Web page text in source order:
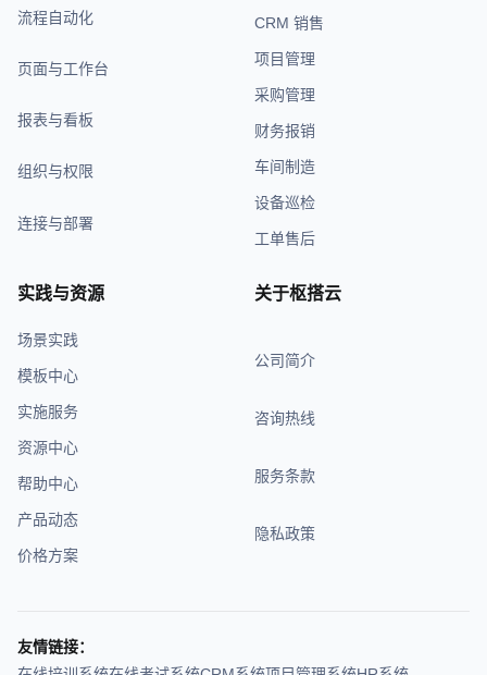
流程自动化
页面与工作台
报表与看板
组织与权限
连接与部署
CRM 销售
项目管理
采购管理
财务报销
车间制造
设备巡检
工单售后
实践与资源
场景实践
模板中心
实施服务
资源中心
帮助中心
产品动态
价格方案
关于枢搭云
公司简介
咨询热线
服务条款
隐私政策
友情链接：